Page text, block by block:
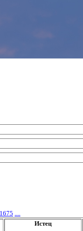
1675 ....
Истец